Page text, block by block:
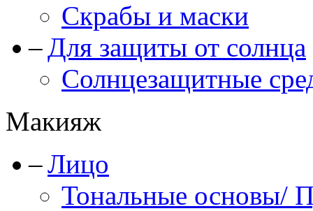
Скрабы и маски
Для защиты от солнца
Солнцезащитные
Макияж
Лицо
Тональные основы/